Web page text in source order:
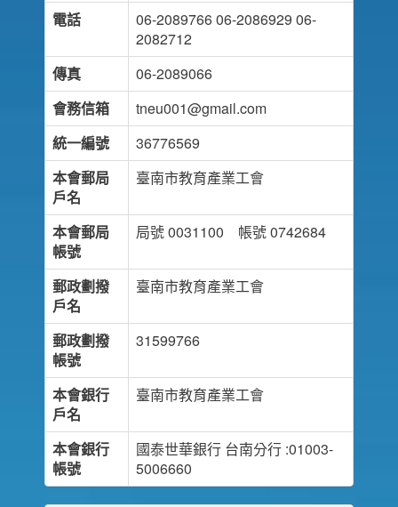
電話
06-2089766 06-2086929 06-
2082712
傳真
06-2089066
會務信箱
tneu001@gmail.com
統一編號
36776569
本會郵局
戶名
臺南市教育產業工會
本會郵局
帳號
局號 0031100 帳號 0742684
郵政劃撥
戶名
臺南市教育產業工會
郵政劃撥
帳號
31599766
本會銀行
戶名
臺南市教育產業工會
本會銀行
帳號
國泰世華銀行 台南分行 :01003-
5006660